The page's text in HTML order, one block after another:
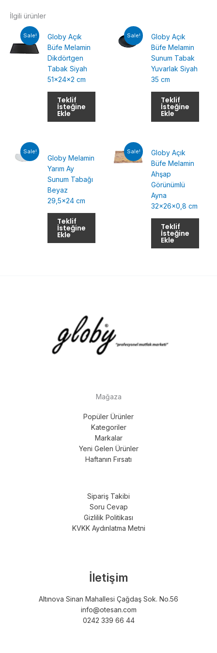
İlgili ürünler
Sale!
Globy Açık
Büfe Melamin
Dikdörtgen
Tabak Siyah
51x24x2 cm
Teklif
İsteğine
Ekle
Sale!
Globy Açık
Büfe Melamin
Sunum Tabak
Yuvarlak Siyah
35 cm
Teklif
İsteğine
Ekle
Sale!
Globy Melamin
Yarım Ay
Sunum Tabağı
Beyaz
29,5×24 cm
Teklif
İsteğine
Ekle
Sale!
Globy Açık
Büfe Melamin
Ahşap
Görünümlü
Ayna
32x26x0,8 cm
Teklif
İsteğine
Ekle
Mağaza
Popüler Ürünler
Kategoriler
Markalar
Yeni Gelen Ürünler
Haftanın Fırsatı
Sipariş Takibi
Soru Cevap
Gizlilik Politikası
KVKK Aydınlatma Metni
İletişim
Altınova Sinan Mahallesi Çağdaş Sok. No.56
info@otesan.com
0242 339 66 44